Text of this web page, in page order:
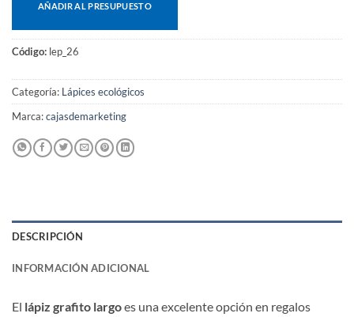
AÑADIR AL PRESUPUESTO
Código: lep_26
Categoría: Lápices ecológicos
Marca:cajasdemarketing
DESCRIPCIÓN
INFORMACIÓN ADICIONAL
El lápiz grafito largoes una excelente opción en regalos